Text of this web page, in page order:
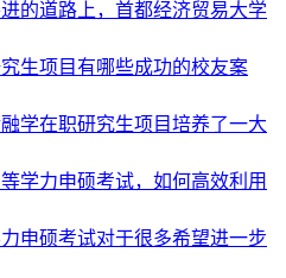
的道路上，首都经济贸易大学
生项目有哪些成功的校友案
学在职研究生项目培养了一大
学力申硕考试，如何高效利用
申硕考试对于很多希望进一步